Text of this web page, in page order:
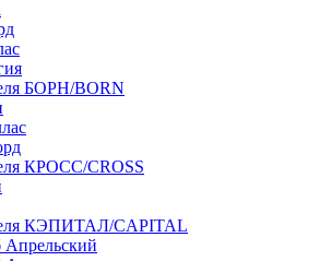
БОРН/BORN
КРОСС/CROSS
КЭПИТАЛ/CAPITAL
Апрельский